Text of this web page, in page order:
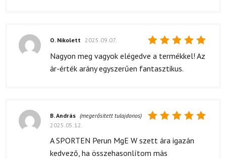
Értékelés:
O. Nikolett 2025.09.07.
Nagyon meg vagyok elégedve a termékkel! Az
ár-érték arány egyszerűen fantasztikus.
5/ 5
B. András (megerősített tulajdonos)
2025.05.12.
A SPORTEN Perun MgE W szett ára igazán
kedvező, ha összehasonlítom más